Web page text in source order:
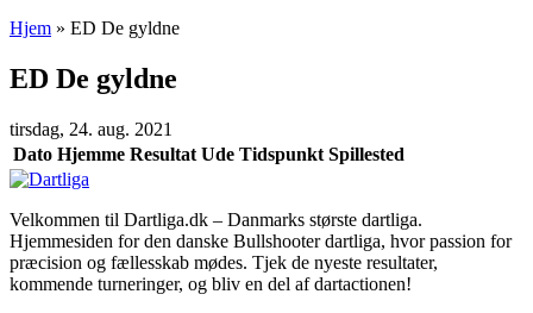
Hjem » ED De gyldne
ED De gyldne
tirsdag, 24. aug. 2021
Dato Hjemme Resultat Ude Tidspunkt Spillested
Velkommen til Dartliga.dk – Danmarks største dartliga.
Hjemmesiden for den danske Bullshooter dartliga, hvor passion for
præcision og fællesskab mødes. Tjek de nyeste resultater,
kommende turneringer, og bliv en del af dartactionen!